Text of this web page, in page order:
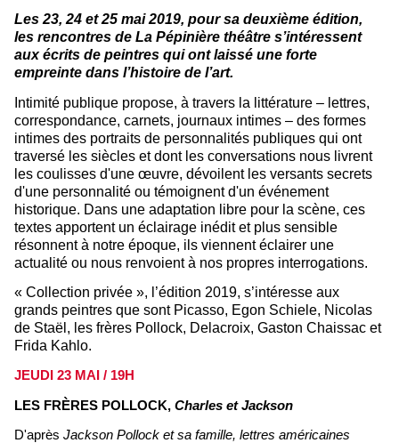
Les 23, 24 et 25 mai 2019, pour sa deuxième édition,
les rencontres de La Pépinière théâtre s’intéressent
aux écrits de peintres qui ont laissé une forte
empreinte dans l’histoire de l’art.
Intimité publique propose, à travers la littérature – lettres,
correspondance, carnets, journaux intimes – des formes
intimes des portraits de personnalités publiques qui ont
traversé les siècles et dont les conversations nous livrent
les coulisses d'une œuvre, dévoilent les versants secrets
d'une personnalité ou témoignent d'un événement
historique. Dans une adaptation libre pour la scène, ces
textes apportent un éclairage inédit et plus sensible
résonnent à notre époque, ils viennent éclairer une
actualité ou nous renvoient à nos propres interrogations.
« Collection privée », l’édition 2019, s’intéresse aux
grands peintres que sont Picasso, Egon Schiele, Nicolas
de Staël, les frères Pollock, Delacroix, Gaston Chaissac et
Frida Kahlo.
JEUDI 23 MAI / 19H
LES FRÈRES POLLOCK, Charles et Jackson
D'après Jackson Pollock et sa famille, lettres américaines